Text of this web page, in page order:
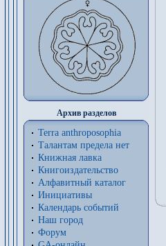
Архив разделов
Terra anthroposophia
Талантам предела нет
Книжная лавка
Книгоиздательство
Алфавитный каталог
Инициативы
Календарь событий
Наш город
Форум